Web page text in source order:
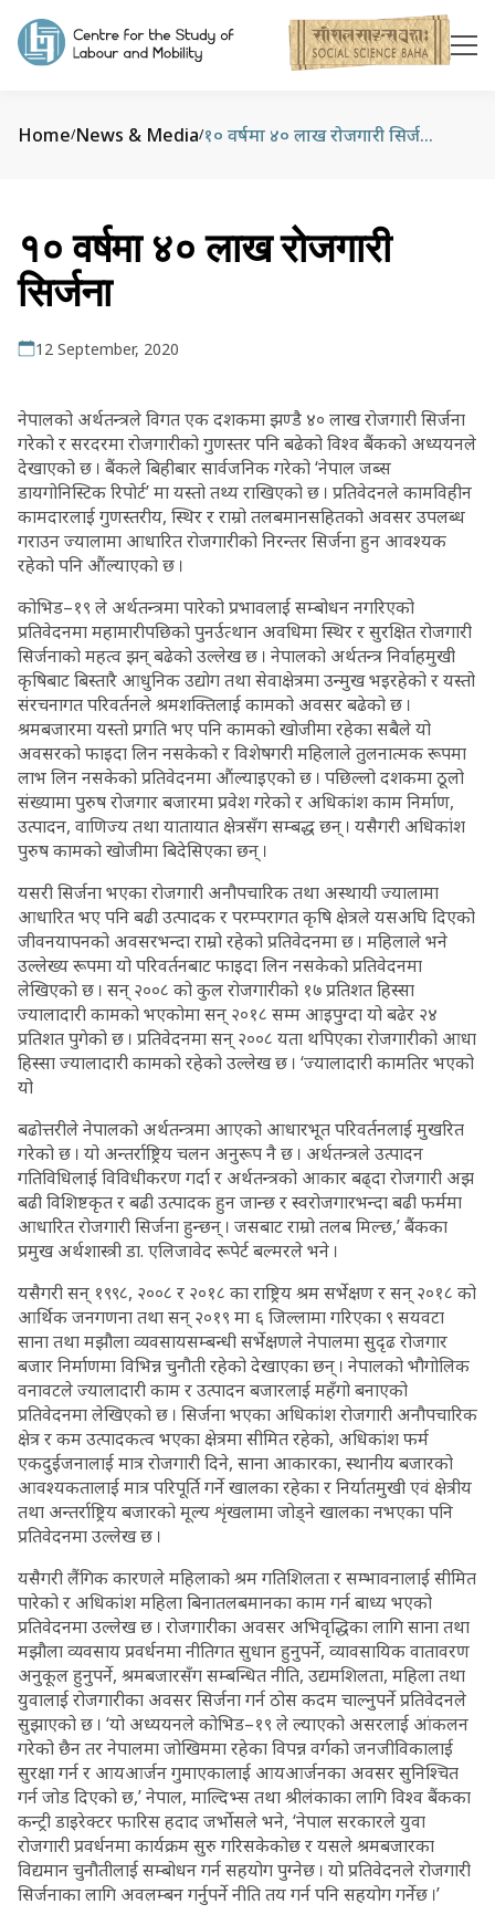
Home/News & Media/ १० वर्षमा ४० लाख रोजगारी सिर्जना
१० वर्षमा ४० लाख रोजगारी
सिर्जना
12 September, 2020
नेपालको अर्थतन्त्रले विगत एक दशकमा झण्डै ४० लाख रोजगारी सिर्जना
गरेको र सरदरमा रोजगारीको गुणस्तर पनि बढेको विश्व बैंकको अध्ययनले
देखाएको छ । बैंकले बिहीबार सार्वजनिक गरेको ‘नेपाल जब्स
डायगोनिस्टिक रिपोर्ट’ मा यस्तो तथ्य राखिएको छ । प्रतिवेदनले कामविहीन
कामदारलाई गुणस्तरीय, स्थिर र राम्रो तलबमानसहितको अवसर उपलब्ध
गराउन ज्यालामा आधारित रोजगारीको निरन्तर सिर्जना हुन आवश्यक
रहेको पनि औंल्याएको छ ।
कोभिड–१९ ले अर्थतन्त्रमा पारेको प्रभावलाई सम्बोधन नगरिएको
प्रतिवेदनमा महामारीपछिको पुनर्उत्थान अवधिमा स्थिर र सुरक्षित रोजगारी
सिर्जनाको महत्व झन् बढेको उल्लेख छ । नेपालको अर्थतन्त्र निर्वाहमुखी
कृषिबाट बिस्तारै आधुनिक उद्योग तथा सेवाक्षेत्रमा उन्मुख भइरहेको र यस्तो
संरचनागत परिवर्तनले श्रमशक्तिलाई कामको अवसर बढेको छ ।
श्रमबजारमा यस्तो प्रगति भए पनि कामको खोजीमा रहेका सबैले यो
अवसरको फाइदा लिन नसकेको र विशेषगरी महिलाले तुलनात्मक रूपमा
लाभ लिन नसकेको प्रतिवेदनमा औंल्याइएको छ । पछिल्लो दशकमा ठूलो
संख्यामा पुरुष रोजगार बजारमा प्रवेश गरेको र अधिकांश काम निर्माण,
उत्पादन, वाणिज्य तथा यातायात क्षेत्रसँग सम्बद्ध छन् । यसैगरी अधिकांश
पुरुष कामको खोजीमा बिदेसिएका छन् ।
यसरी सिर्जना भएका रोजगारी अनौपचारिक तथा अस्थायी ज्यालामा
आधारित भए पनि बढी उत्पादक र परम्परागत कृषि क्षेत्रले यसअघि दिएको
जीवनयापनको अवसरभन्दा राम्रो रहेको प्रतिवेदनमा छ । महिलाले भने
उल्लेख्य रूपमा यो परिवर्तनबाट फाइदा लिन नसकेको प्रतिवेदनमा
लेखिएको छ । सन् २००८ को कुल रोजगारीको १७ प्रतिशत हिस्सा
ज्यालादारी कामको भएकोमा सन् २०१८ सम्म आइपुग्दा यो बढेर २४
प्रतिशत पुगेको छ । प्रतिवेदनमा सन् २००८ यता थपिएका रोजगारीको आधा
हिस्सा ज्यालादारी कामको रहेको उल्लेख छ । ‘ज्यालादारी कामतिर भएको
यो
बढोत्तरीले नेपालको अर्थतन्त्रमा आएको आधारभूत परिवर्तनलाई मुखरित
गरेको छ । यो अन्तर्राष्ट्रिय चलन अनुरूप नै छ । अर्थतन्त्रले उत्पादन
गतिविधिलाई विविधीकरण गर्दा र अर्थतन्त्रको आकार बढ्दा रोजगारी अझ
बढी विशिष्टकृत र बढी उत्पादक हुन जान्छ र स्वरोजगारभन्दा बढी फर्ममा
आधारित रोजगारी सिर्जना हुन्छन् । जसबाट राम्रो तलब मिल्छ,’ बैंकका
प्रमुख अर्थशास्त्री डा. एलिजावेद रूपेर्ट बल्मरले भने ।
यसैगरी सन् १९९८, २००८ र २०१८ का राष्ट्रिय श्रम सर्भेक्षण र सन् २०१८ को
आर्थिक जनगणना तथा सन् २०१९ मा ६ जिल्लामा गरिएका ९ सयवटा
साना तथा मझौला व्यवसायसम्बन्धी सर्भेक्षणले नेपालमा सुदृढ रोजगार
बजार निर्माणमा विभिन्न चुनौती रहेको देखाएका छन् । नेपालको भौगोलिक
वनावटले ज्यालादारी काम र उत्पादन बजारलाई महँगो बनाएको
प्रतिवेदनमा लेखिएको छ । सिर्जना भएका अधिकांश रोजगारी अनौपचारिक
क्षेत्र र कम उत्पादकत्व भएका क्षेत्रमा सीमित रहेको, अधिकांश फर्म
एकदुईजनालाई मात्र रोजगारी दिने, साना आकारका, स्थानीय बजारको
आवश्यकतालाई मात्र परिपूर्ति गर्ने खालका रहेका र निर्यातमुखी एवं क्षेत्रीय
तथा अन्तर्राष्ट्रिय बजारको मूल्य शृंखलामा जोड्ने खालका नभएका पनि
प्रतिवेदनमा उल्लेख छ ।
यसैगरी लैंगिक कारणले महिलाको श्रम गतिशिलता र सम्भावनालाई सीमित
पारेको र अधिकांश महिला बिनातलबमानका काम गर्न बाध्य भएको
प्रतिवेदनमा उल्लेख छ । रोजगारीका अवसर अभिवृद्धिका लागि साना तथा
मझौला व्यवसाय प्रवर्धनमा नीतिगत सुधान हुनुपर्ने, व्यावसायिक वातावरण
अनुकूल हुनुपर्ने, श्रमबजारसँग सम्बन्धित नीति, उद्यमशिलता, महिला तथा
युवालाई रोजगारीका अवसर सिर्जना गर्न ठोस कदम चाल्नुपर्ने प्रतिवेदनले
सुझाएको छ । ‘यो अध्ययनले कोभिड–१९ ले ल्याएको असरलाई आंकलन
गरेको छैन तर नेपालमा जोखिममा रहेका विपन्न वर्गको जनजीविकालाई
सुरक्षा गर्न र आयआर्जन गुमाएकालाई आयआर्जनका अवसर सुनिश्चित
गर्न जोड दिएको छ,’ नेपाल, माल्दिभ्स तथा श्रीलंकाका लागि विश्व बैंकका
कन्ट्री डाइरेक्टर फारिस हदाद जर्भाेसले भने, ‘नेपाल सरकारले युवा
रोजगारी प्रवर्धनमा कार्यक्रम सुरु गरिसकेकोछ र यसले श्रमबजारका
विद्यमान चुनौतीलाई सम्बोधन गर्न सहयोग पुग्नेछ । यो प्रतिवेदनले रोजगारी
सिर्जनाका लागि अवलम्बन गर्नुपर्ने नीति तय गर्न पनि सहयोग गर्नेछ ।’